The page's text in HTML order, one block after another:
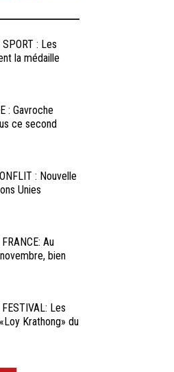
SPORT : Les
la médaille
: Gavroche
ce second
: Nouvelle
Unies
Au
bien
Les
Krathong» du